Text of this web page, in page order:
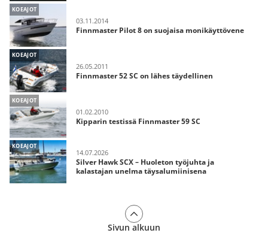
KOEAJOT
03.11.2014
Finnmaster Pilot 8 on suojaisa monikäyttövene
KOEAJOT
26.05.2011
Finnmaster 52 SC on lähes täydellinen
KOEAJOT
01.02.2010
Kipparin testissä Finnmaster 59 SC
KOEAJOT
14.07.2026
Silver Hawk SCX – Huoleton työjuhta ja
kalastajan unelma täysalumiinisena
Sivun alkuun